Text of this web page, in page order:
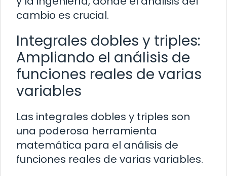
cambio es crucial.
Integrales dobles y triples:
Ampliando el análisis de
funciones reales de varias
variables
Las integrales dobles y triples son
una poderosa herramienta
matemática para el análisis de
funciones reales de varias variables.